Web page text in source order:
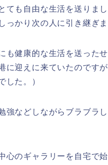
ても自由な生活を送りま
っかり次の人に引き継ぎま
も健康的な生活を送った
に迎えに来ていたのです
した。）
強などしながらブラブラ
心のギャラリーを自宅で